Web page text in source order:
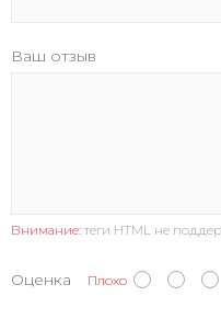
Ваш отзыв
Внимание: теги HTML не
Оценка Плохо